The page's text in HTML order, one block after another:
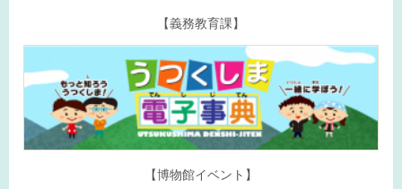
【義務教育課】
【博物館イベント】